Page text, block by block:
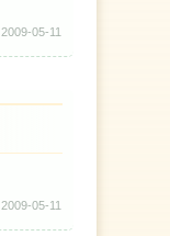
2009-05-11
2009-05-11